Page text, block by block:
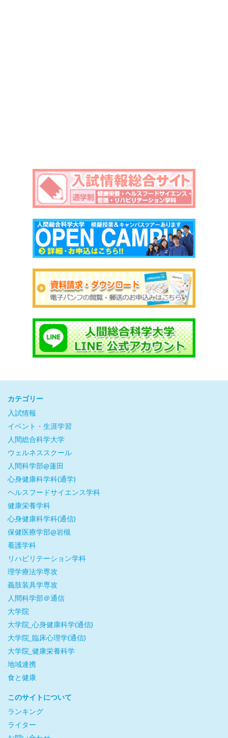
カテゴリー
入試情報
イベント・生涯学習
人間総合科学大学
ウェルネススクール
人間科学部@蓮田
心身健康科学科(通学)
ヘルスフードサイエンス学科
健康栄養学科
心身健康科学科(通信)
保健医療学部@岩槻
看護学科
リハビリテーション学科
理学療法学専攻
義肢装具学専攻
人間科学部＠通信
大学院
大学院_心身健康科学(通信)
大学院_臨床心理学(通信)
大学院_健康栄養科学
地域連携
食と健康
このサイトについて
ランキング
ライター